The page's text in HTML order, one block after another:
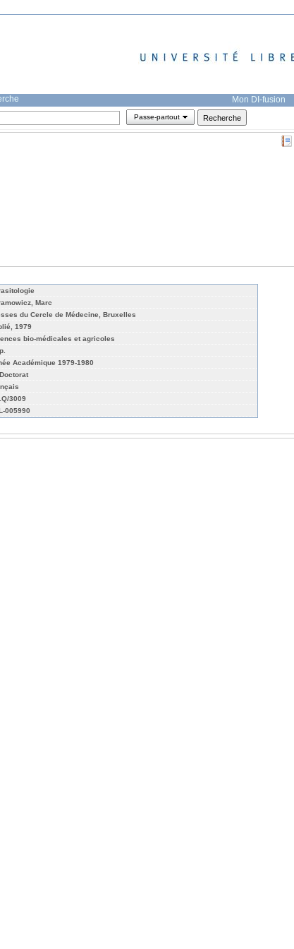
Mon DI-fusion
Passe-partout
Marc
du Cercle de Médecine, Bruxelles
1979
bio-médicales et agricoles
Académique 1979-1980
3009
005990